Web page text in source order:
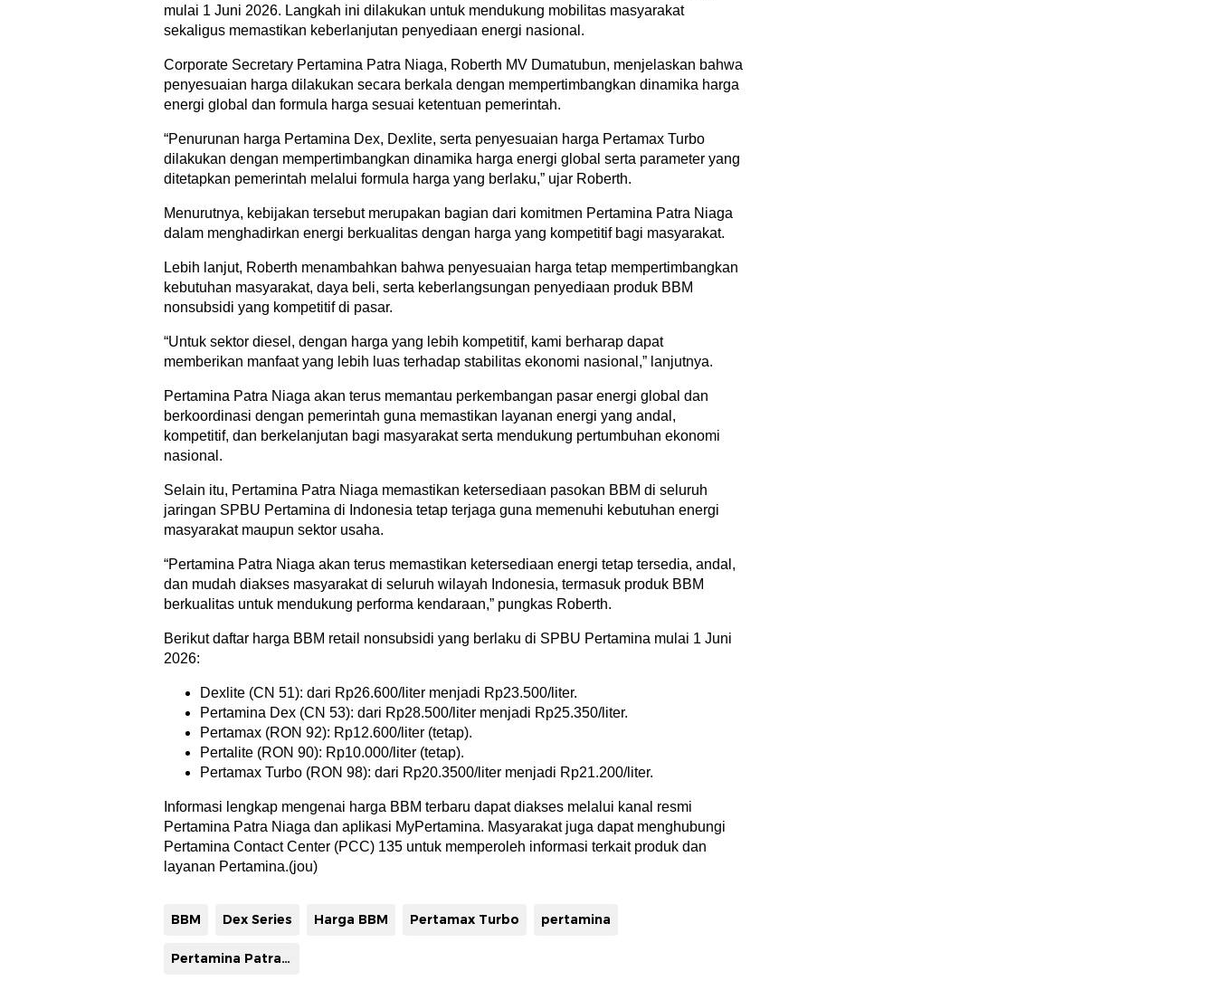
mulai 1 Juni 2026. Langkah ini dilakukan untuk mendukung mobilitas masyarakat
sekaligus memastikan keberlanjutan penyediaan energi nasional.
Corporate Secretary Pertamina Patra Niaga, Roberth MV Dumatubun, menjelaskan bahwa
penyesuaian harga dilakukan secara berkala dengan mempertimbangkan dinamika harga
energi global dan formula harga sesuai ketentuan pemerintah.
“Penurunan harga Pertamina Dex, Dexlite, serta penyesuaian harga Pertamax Turbo
dilakukan dengan mempertimbangkan dinamika harga energi global serta parameter yang
ditetapkan pemerintah melalui formula harga yang berlaku,” ujar Roberth.
Menurutnya, kebijakan tersebut merupakan bagian dari komitmen Pertamina Patra Niaga
dalam menghadirkan energi berkualitas dengan harga yang kompetitif bagi masyarakat.
Lebih lanjut, Roberth menambahkan bahwa penyesuaian harga tetap mempertimbangkan
kebutuhan masyarakat, daya beli, serta keberlangsungan penyediaan produk BBM
nonsubsidi yang kompetitif di pasar.
“Untuk sektor diesel, dengan harga yang lebih kompetitif, kami berharap dapat
memberikan manfaat yang lebih luas terhadap stabilitas ekonomi nasional,” lanjutnya.
Pertamina Patra Niaga akan terus memantau perkembangan pasar energi global dan
berkoordinasi dengan pemerintah guna memastikan layanan energi yang andal,
kompetitif, dan berkelanjutan bagi masyarakat serta mendukung pertumbuhan ekonomi
nasional.
Selain itu, Pertamina Patra Niaga memastikan ketersediaan pasokan BBM di seluruh
jaringan SPBU Pertamina di Indonesia tetap terjaga guna memenuhi kebutuhan energi
masyarakat maupun sektor usaha.
“Pertamina Patra Niaga akan terus memastikan ketersediaan energi tetap tersedia, andal,
dan mudah diakses masyarakat di seluruh wilayah Indonesia, termasuk produk BBM
berkualitas untuk mendukung performa kendaraan,” pungkas Roberth.
Berikut daftar harga BBM retail nonsubsidi yang berlaku di SPBU Pertamina mulai 1 Juni
2026:
Dexlite (CN 51): dari Rp26.600/liter menjadi Rp23.500/liter.
Pertamina Dex (CN 53): dari Rp28.500/liter menjadi Rp25.350/liter.
Pertamax (RON 92): Rp12.600/liter (tetap).
Pertalite (RON 90): Rp10.000/liter (tetap).
Pertamax Turbo (RON 98): dari Rp20.3500/liter menjadi Rp21.200/liter.
Informasi lengkap mengenai harga BBM terbaru dapat diakses melalui kanal resmi
Pertamina Patra Niaga dan aplikasi MyPertamina. Masyarakat juga dapat menghubungi
Pertamina Contact Center (PCC) 135 untuk memperoleh informasi terkait produk dan
layanan Pertamina.(jou)
BBM Dex Series Harga BBM Pertamax Turbo pertamina
Pertamina Patra Niaga Sulawesi